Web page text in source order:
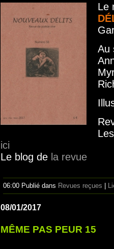
Le
Au
ici
Le blog de la revue
06:00 Publié dans Revues reçues
08/01/2017
MÊME PAS PEUR 15